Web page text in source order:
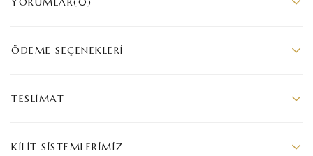
ÖDEME SEÇENEKLERI
TESLIMAT
KILIT SISTEMLERIMIZ